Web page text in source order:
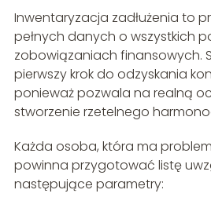
Inwentaryzacja zadłużenia to
pełnych danych o wszystkich
zobowiązaniach finansowych.
pierwszy krok do odzyskania
ponieważ pozwala na realną
stworzenie rzetelnego
Każda osoba, która ma
powinna przygotować listę
następujące parametry: